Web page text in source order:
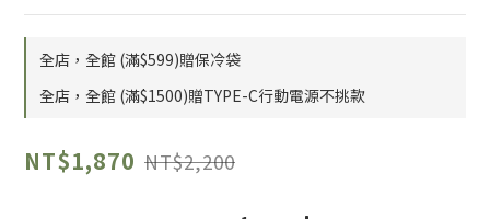
全店，全館 (滿$599)贈保冷袋
全店，全館 (滿$1500)贈TYPE-C行動電源不挑款
NT$1,870 NT$2,200